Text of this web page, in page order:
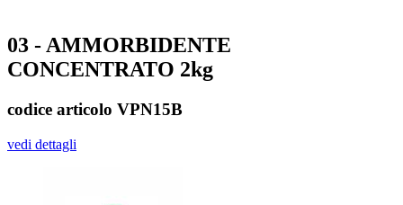
03 - AMMORBIDENTE
CONCENTRATO 2kg
codice articolo VPN15B
vedi dettagli